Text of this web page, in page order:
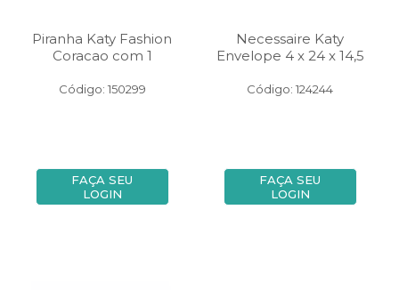
Piranha Katy Fashion
Coracao com 1
Código: 150299
FAÇA SEU
LOGIN
Necessaire Katy
Envelope 4 x 24 x 14,5
Código: 124244
FAÇA SEU
LOGIN